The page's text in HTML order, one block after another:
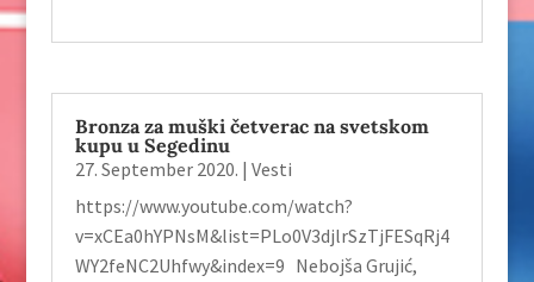
Bronza za muški četverac na svetskom
kupu u Segedinu
27. September 2020. | Vesti
https://www.youtube.com/watch?
v=xCEa0hYPNsM&list=PLo0V3djlrSzTjFESqRj4
WY2feNC2Uhfwy&index=9 Nebojša Grujić,